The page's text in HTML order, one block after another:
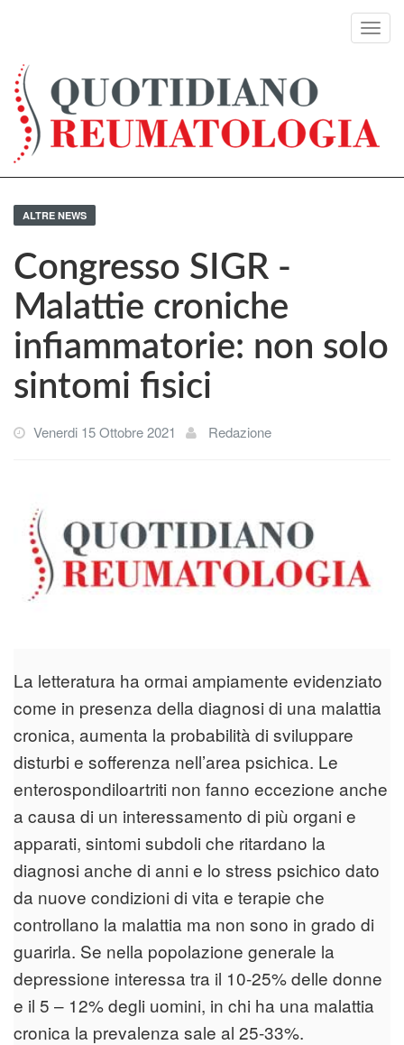
ALTRE NEWS
Congresso SIGR -
Malattie croniche
infiammatorie: non solo
sintomi fisici
Venerdi 15 Ottobre 2021 Redazione
La letteratura ha ormai ampiamente evidenziato
come in presenza della diagnosi di una malattia
cronica, aumenta la probabilità di sviluppare
disturbi e sofferenza nell’area psichica. Le
enterospondiloartriti non fanno eccezione anche
a causa di un interessamento di più organi e
apparati, sintomi subdoli che ritardano la
diagnosi anche di anni e lo stress psichico dato
da nuove condizioni di vita e terapie che
controllano la malattia ma non sono in grado di
guarirla. Se nella popolazione generale la
depressione interessa tra il 10-25% delle donne
e il 5 – 12% degli uomini, in chi ha una malattia
cronica la prevalenza sale al 25-33%.